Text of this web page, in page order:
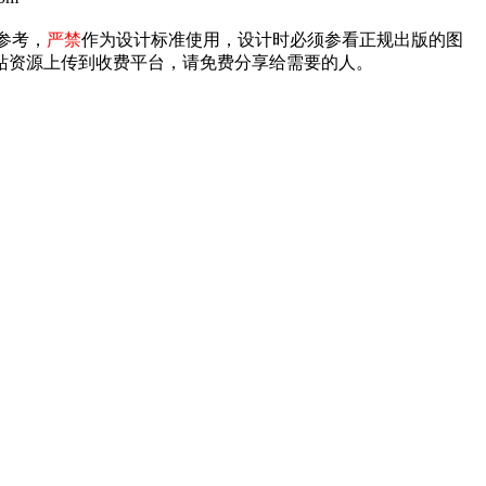
考， 严禁作为设计标准使用，设计时必须参看正规出版的图
源上传到收费平台，请免费分享给需要的人。